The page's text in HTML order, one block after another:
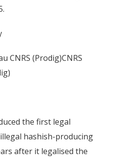
CNRS (Prodig)CNRS
the first legal
hashish-producing
after it legalised the